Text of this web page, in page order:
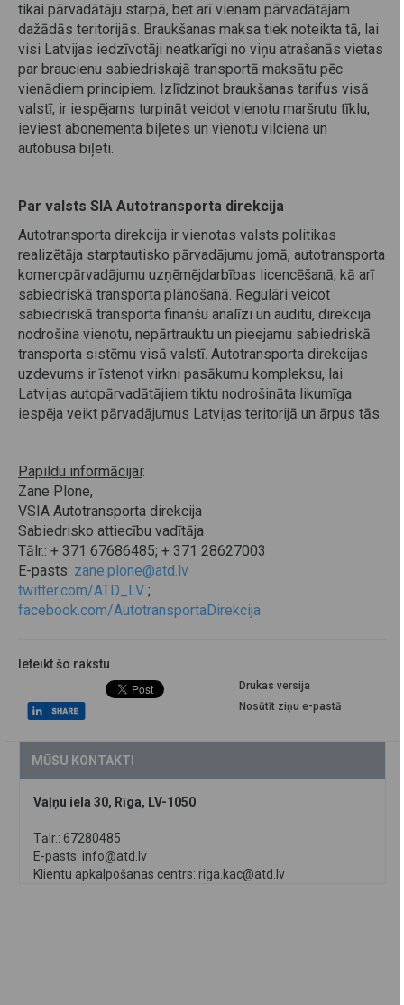
tikai pārvadātāju starpā, bet arī vienam pārvadātājam
dažādās teritorijās. Braukšanas maksa tiek noteikta tā, lai
visi Latvijas iedzīvotāji neatkarīgi no viņu atrašanās vietas
par braucienu sabiedriskajā transportā maksātu pēc
vienādiem principiem. Izlīdzinot braukšanas tarifus visā
valstī, ir iespējams turpināt veidot vienotu maršrutu tīklu,
ieviest abonementa biļetes un vienotu vilciena un
autobusa biļeti.
Par valsts SIA Autotransporta direkcija
Autotransporta direkcija ir vienotas valsts politikas
realizētāja starptautisko pārvadājumu jomā, autotransporta
komercpārvadājumu uzņēmējdarbības licencēšanā, kā arī
sabiedriskā transporta plānošanā. Regulāri veicot
sabiedriskā transporta finanšu analīzi un auditu, direkcija
nodrošina vienotu, nepārtrauktu un pieejamu sabiedriskā
transporta sistēmu visā valstī. Autotransporta direkcijas
uzdevums ir īstenot virkni pasākumu kompleksu, lai
Latvijas autopārvadātājiem tiktu nodrošināta likumīga
iespēja veikt pārvadājumus Latvijas teritorijā un ārpus tās.
Papildu informācijai:
Zane Plone,
VSIA Autotransporta direkcija
Sabiedrisko attiecību vadītāja
Tālr.: + 371 67686485; + 371 28627003
E-pasts: zane.plone@atd.lv
twitter.com/ATD_LV ;
facebook.com/AutotransportaDirekcija
Ieteikt šo rakstu
Drukas versija
Nosūtīt ziņu e-pastā
MŪSU KONTAKTI
Vaļņu iela 30, Rīga, LV-1050
Tālr.: 67280485
E-pasts: info@atd.lv
Klientu apkalpošanas centrs: riga.kac@atd.lv